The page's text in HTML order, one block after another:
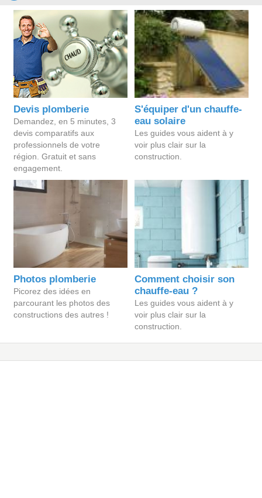
Devis plomberie
Demandez, en 5 minutes, 3
devis comparatifs aux
professionnels de votre
région. Gratuit et sans
engagement.
S'équiper d'un chauffe-
eau solaire
Les guides vous aident à y
voir plus clair sur la
construction.
Photos plomberie
Picorez des idées en
parcourant les photos des
constructions des autres !
Comment choisir son
chauffe-eau ?
Les guides vous aident à y
voir plus clair sur la
construction.